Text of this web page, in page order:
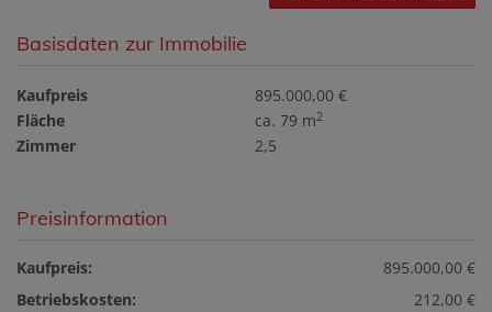
Basisdaten zur Immobilie
Kaufpreis
895.000,00 €
Fläche
ca. 79 m2
Zimmer 2,5
Preisinformation
Kaufpreis:
895.000,00 €
Betriebskosten:
212,00 €